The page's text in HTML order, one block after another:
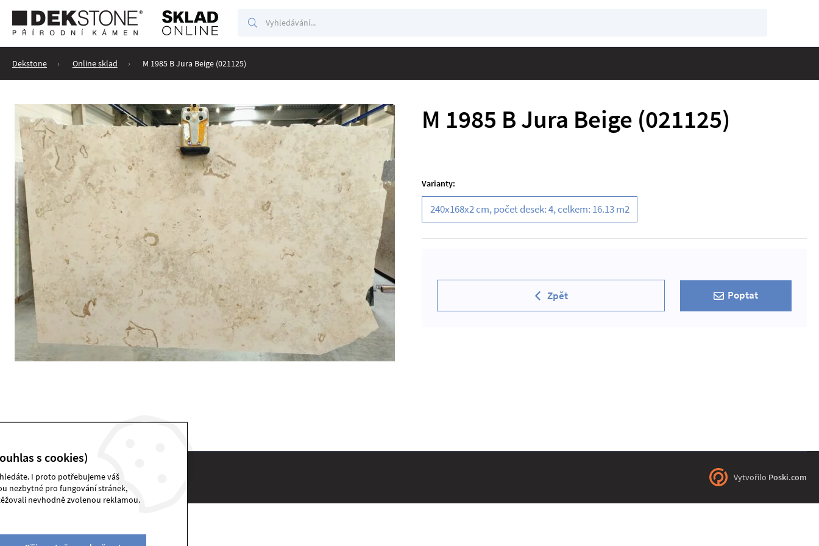
Vyhledávání
Vyhledávání
Dekstone Online sklad M 1985 B Jura Beige (021125)
M 1985 B Jura Beige (021125)
Varianty:
240x168x2 cm, počet desek: 4, celkem: 16.13 m2
Poptat
Zpět
DEKSTONE sklad | © 2026 Vytvořilo Poski.com
s cookies)
I proto potřebujeme váš
nezbytné pro fungování stránek,
nevhodně zvolenou reklamou.